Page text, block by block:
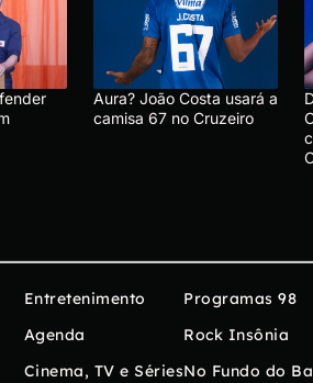
Aura? João Costa usará a
camisa 67 no Cruzeiro
Entretenimento
Agenda
Cinema, TV e Séries
Programas 98
Rock Insônia
No Fundo do